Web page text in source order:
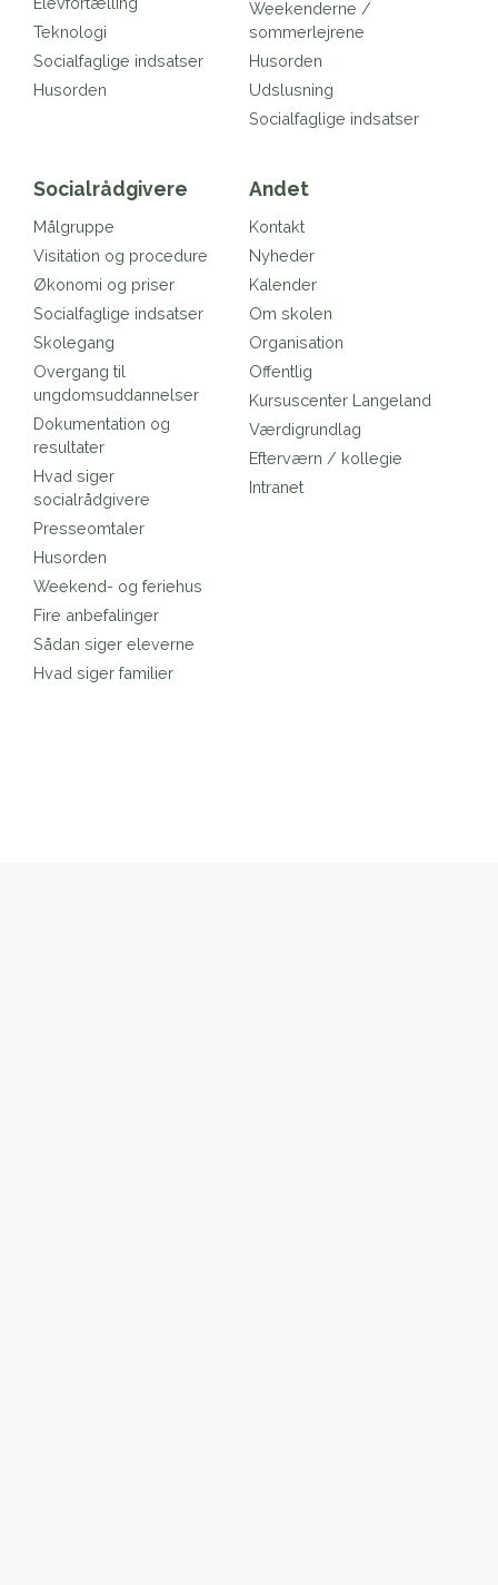
Teknologi
Socialfaglige indsatser
Husorden
Weekenderne /
sommerlejrene
Husorden
Udslusning
Socialfaglige indsatser
Socialrådgivere
Målgruppe
Visitation og procedure
Økonomi og priser
Socialfaglige indsatser
Skolegang
Overgang til
ungdomsuddannelser
Dokumentation og
resultater
Hvad siger
socialrådgivere
Presseomtaler
Husorden
Weekend- og feriehus
Fire anbefalinger
Sådan siger eleverne
Hvad siger familier
Andet
Kontakt
Nyheder
Kalender
Om skolen
Organisation
Offentlig
Kursuscenter Langeland
Værdigrundlag
Efterværn / kollegie
Intranet